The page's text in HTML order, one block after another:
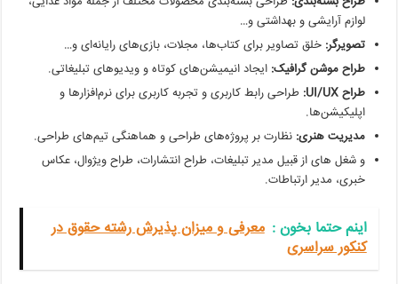
لوازم آرایشی و بهداشتی و…
تصویرگر: خلق تصاویر برای کتاب‌ها، مجلات، بازی‌های رایانه‌ای و…
طراح موشن گرافیک: ایجاد انیمیشن‌های کوتاه و ویدیوهای تبلیغاتی.
طراحUI/UX
: طراحی رابط کاربری و تجربه کاربری برای نرم‌افزارها و
اپلیکیشن‌ها.
مدیریت هنری: نظارت بر پروژه‌های طراحی و هماهنگی تیم‌های طراحی.
و شغل های از قبیل مدیر تبلیغات، طراح انتشارات، طراح ویژوال، عکاس
خبری، مدیر ارتباطات.
اینم حتما بخون‌ : معرفی و میزان پذیرش رشته حقوق در
کنکور سراسری